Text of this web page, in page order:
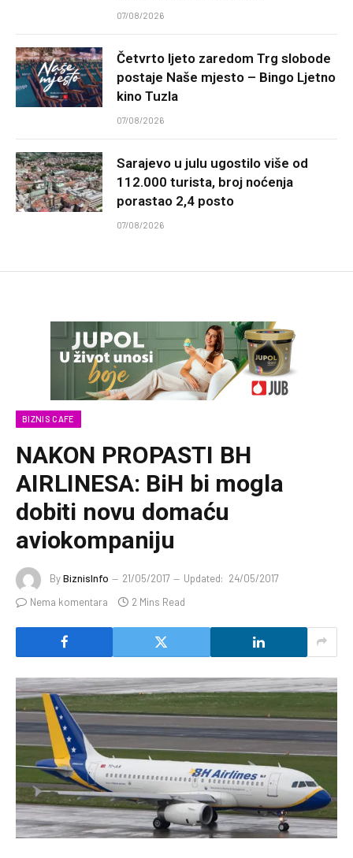
07/08/2026
Četvrto ljeto zaredom Trg slobode
postaje Naše mjesto – Bingo Ljetno
kino Tuzla
07/08/2026
Sarajevo u julu ugostilo više od
112.000 turista, broj noćenja
porastao 2,4 posto
07/08/2026
BIZNIS CAFE
NAKON PROPASTI BH
AIRLINESA: BiH bi mogla
dobiti novu domaću
aviokompaniju
ByBiznisInfo 21/05/2017 Updated: 24/05/2017
Nema komentara
2 Mins Read